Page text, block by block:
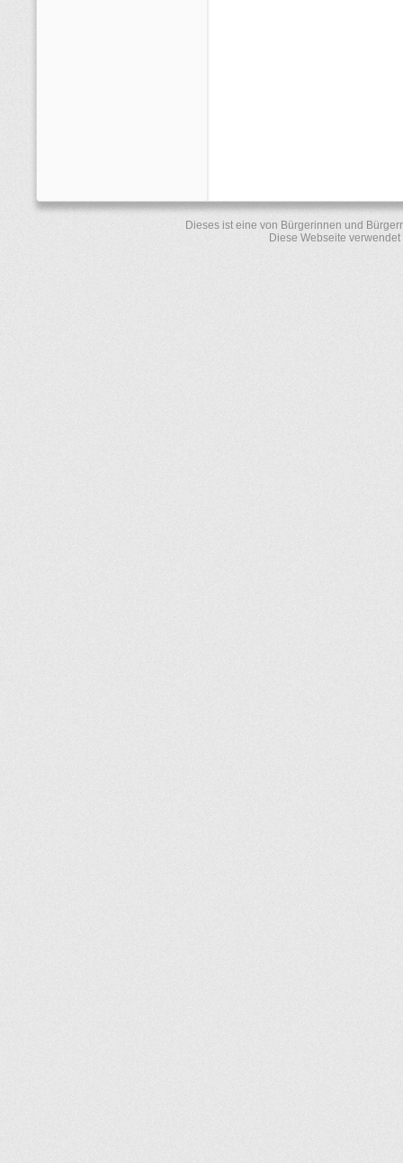
Dieses ist eine von Bürgerinnen und
Diese Webseite